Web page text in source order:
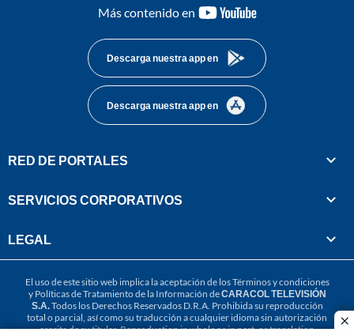
Más contenido en
youtube-
Descarga nuestra app en
Descarga nuestra app en
RED DE PORTALES
SERVICIOS CORPORATIVOS
LEGAL
El uso de este sitio web implica la aceptación de losTérminos y condiciones
y Políticas de Tratamiento de la Información deCARACOL TELEVISIÓN
S.A.Todos los Derechos Reservados D.R.A. Prohibida su reproducción
total o parcial, así como su traducción a cualquier idioma sin autorización
escrita de su titular. Reproduction in whole or in part, or translation